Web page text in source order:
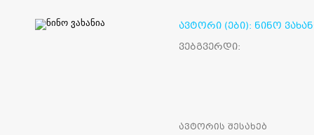
ავტორი (ები): ნინო
ვებგვერდი:
ავტორის შესახებ